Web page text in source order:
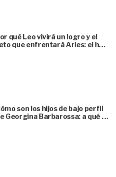
qué Leo vivirá un logro y el
que enfrentará Aries: el h…
son los hijos de bajo perfil
Georgina Barbarossa: a qué …